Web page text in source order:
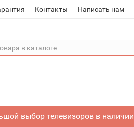
Контакты Написать нам
выбор телевизоров в наличии